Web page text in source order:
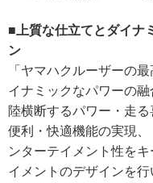
■上質な仕立てとダイナ
ン
「ヤマハクルーザーの
イナミックなパワーの
陸横断するパワー・走
便利・快適機能の実現
ンターテイメント性を
イメントのデザインを